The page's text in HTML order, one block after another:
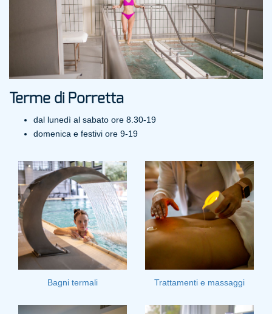
Terme di Porretta
dal lunedì al sabato ore 8.30-19
domenica e festivi ore 9-19
Bagni termali Trattamenti e massaggi